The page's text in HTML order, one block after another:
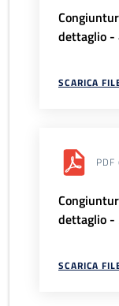
dettaglio -
SCARICA
PDF
dettaglio -
SCARICA